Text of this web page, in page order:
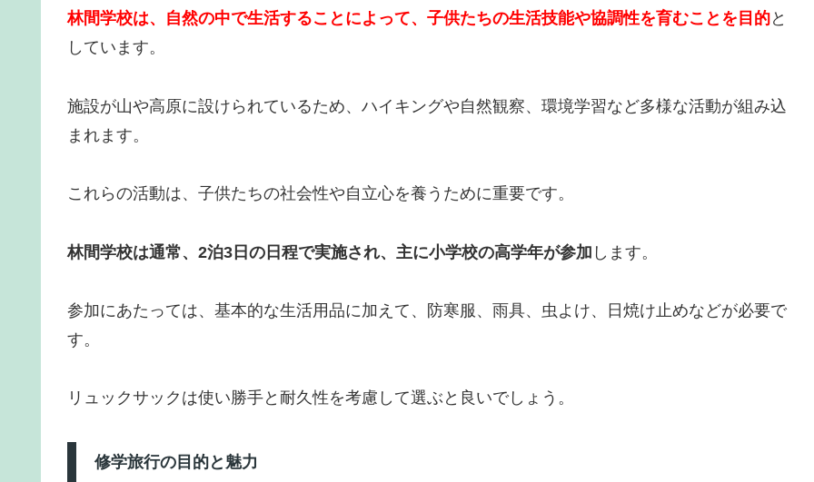
林間学校は、自然の中で生活することによって、子供たちの生活技能や協調性を育むことを目的と
しています。
施設が山や高原に設けられているため、ハイキングや自然観察、環境学習など多様な活動が組み込
まれます。
これらの活動は、子供たちの社会性や自立心を養うために重要です。
林間学校は通常、2泊3日の日程で実施され、主に小学校の高学年が参加 します。
参加にあたっては、基本的な生活用品に加えて、防寒服、雨具、虫よけ、日焼け止めなどが必要で
す。
リュックサックは使い勝手と耐久性を考慮して選ぶと良いでしょう。
修学旅行の目的と魅力